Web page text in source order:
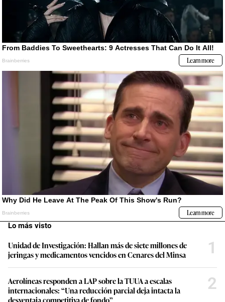
Lo más visto
Unidad de Investigación: Hallan más de siete millones de
jeringas y medicamentos vencidos en Cenares del Minsa
1
Aerolíneas responden a LAP sobre la TUUA a escalas
internacionales: “Una reducción parcial deja intacta la
desventaja competitiva de fondo”
2